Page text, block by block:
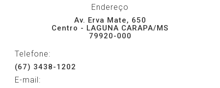
Endereço
Av. Erva Mate, 650
Centro - LAGUNA CARAPA/MS
79920-000
Telefone:
(67) 3438-1202
E-mail: